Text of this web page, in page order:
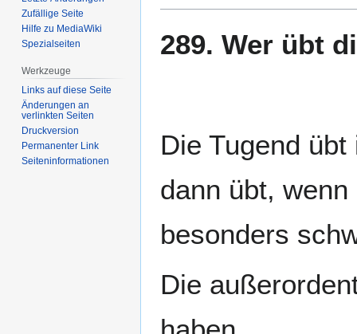
Navigation
Suche
289. Wer übt
Die Tugend
dann übt,
besonders
Die
Zufällige Seite
Hilfe zu MediaWiki
Spezialseiten
Werkzeuge
Links auf diese Seite
Änderungen an
verlinkten Seiten
Druckversion
Permanenter Link
Seiten­­informationen